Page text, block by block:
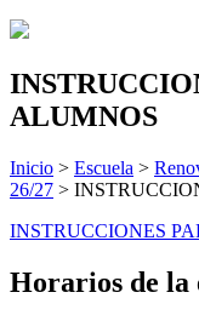
ALUMNOS
Inicio > Escuela >
26/27 >
INSTRUCCIONES
Horarios de la